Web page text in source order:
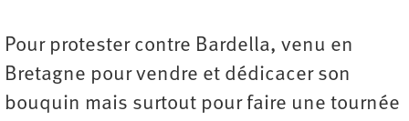
Pour protester contre Bardella, venu en
Bretagne pour vendre et dédicacer son
bouquin mais surtout pour faire une tournée